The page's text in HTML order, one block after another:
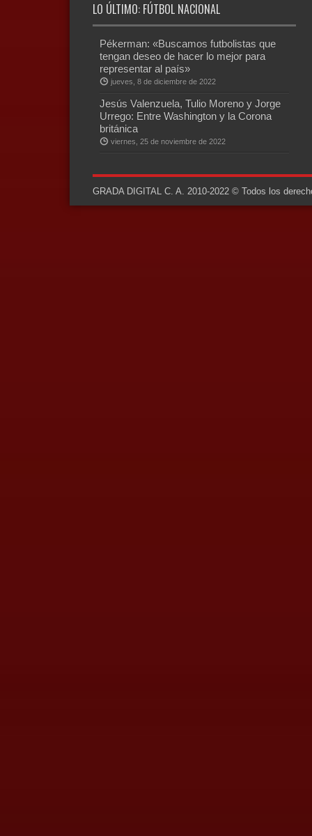
LO ÚLTIMO: FÚTBOL NACIONAL
Pékerman: «Buscamos futbolistas que
tengan deseo de hacer lo mejor para
representar al país»
jueves, 8 de diciembre de 2022
Jesús Valenzuela, Tulio Moreno y Jorge
Urrego: Entre Washington y la Corona
británica
viernes, 25 de noviembre de 2022
GRADA DIGITAL C. A. 2010-2022 © Todos los